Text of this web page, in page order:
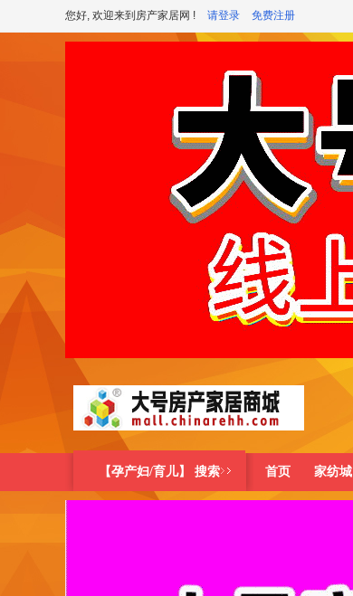
您好, 欢迎来到房产家居网 ! 请登录 免费注册
【孕产妇/育儿】 搜索 首页 家纺城